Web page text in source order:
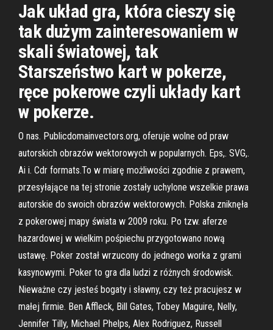
Jak układ gra, która cieszy się
tak dużym zainteresowaniem w
skali światowej, tak
Starszeństwo kart w pokerze,
ręce pokerowe czyli układy kart
w pokerze.
O nas. Publicdomainvectors.org, oferuje wolne od praw
autorskich obrazów wektorowych w popularnych. Eps,. SVG,.
Ai i. Cdr formats.To w miarę możliwości zgodnie z prawem,
przesyłające na tej stronie zostały uchylone wszelkie prawa
autorskie do swoich obrazów wektorowych. Polska zniknęła
z pokerowej mapy świata w 2009 roku. Po tzw. aferze
hazardowej w wielkim pośpiechu przygotowano nową
ustawę. Poker został wrzucony do jednego worka z grami
kasynowymi. Poker to gra dla ludzi z różnych środowisk.
Nieważne czy jesteś bogaty i sławny, czy też pracujesz w
małej firmie. Ben Affleck, Bill Gates, Tobey Maguire, Nelly,
Jennifer Tilly, Michael Phelps, Alex Rodriguez, Russell